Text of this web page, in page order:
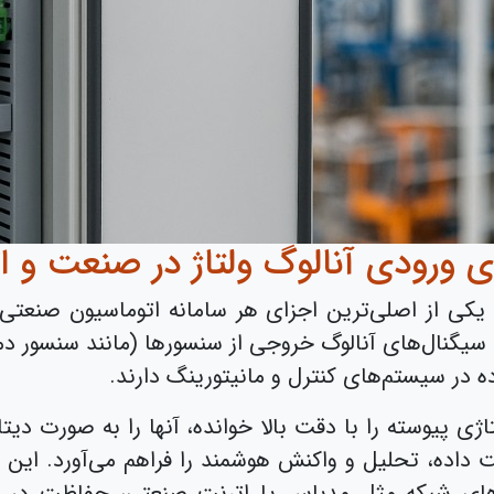
ورودی آنالوگ ولتاژ در صنعت و
یکی از اصلی‌ترین اجزای هر سامانه اتوماسیون
تحلیل و واکنش هوشمند را فراهم می‌آورد. این